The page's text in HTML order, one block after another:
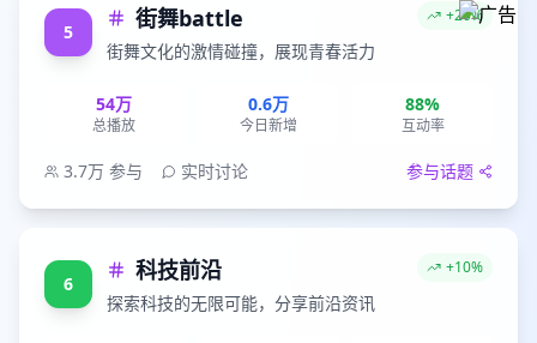
5 街舞battle
街舞文化的激情碰撞，展现青春活力
+20%
54万
总播放
0.6万
今日新增
88%
互动率
3.7万 参与 实时讨论 参与话题
6 科技前沿
探索科技的无限可能，分享前沿资讯
+10%